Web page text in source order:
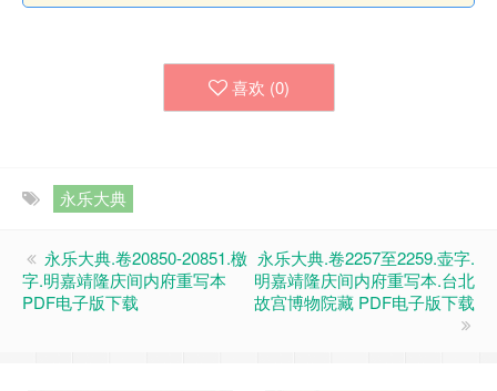
喜欢 (0)
永乐大典
永乐大典.卷20850-20851.檄
字.明嘉靖隆庆间内府重写本
PDF电子版下载
永乐大典.卷2257至2259.壶字.
明嘉靖隆庆间内府重写本.台北
故宫博物院藏 PDF电子版下载